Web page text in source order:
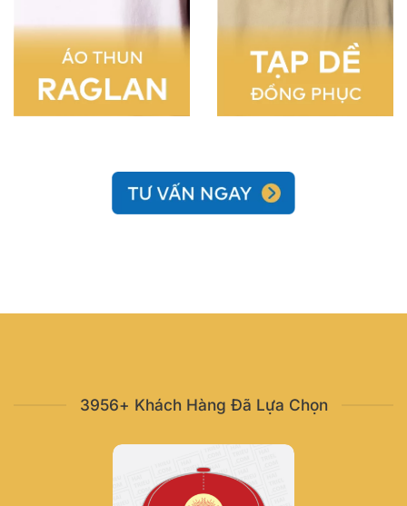
3956+ Khách Hàng Đã Lựa Chọn